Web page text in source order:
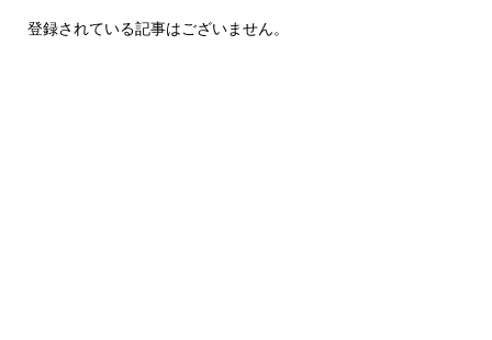
登録されている記事はございません。